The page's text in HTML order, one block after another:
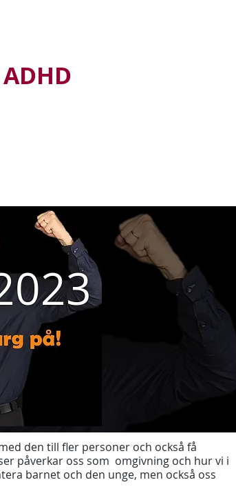
ADHD
den till fler personer och också få
påverkar oss som omgivning och hur vi i
barnet och den unge, men också oss